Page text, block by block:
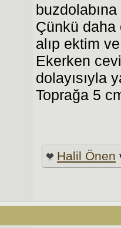
Çünkü
alıp ektim
Ekerken
dolayısıyla
Toprağa 5
Halil Önen